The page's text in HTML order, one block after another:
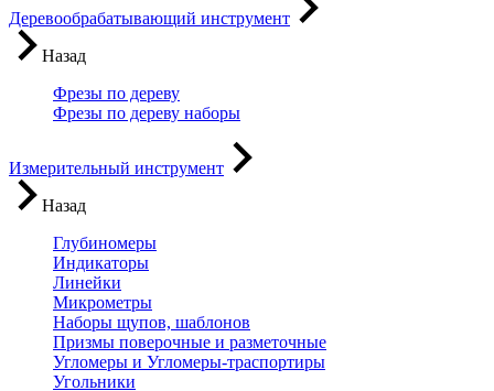
Деревообрабатывающий инструмент
Назад
Фрезы по дереву
Фрезы по дереву наборы
Измерительный инструмент
Назад
Глубиномеры
Индикаторы
Линейки
Микрометры
Наборы щупов, шаблонов
Призмы поверочные и разметочные
Угломеры и Угломеры-траспортиры
Угольники